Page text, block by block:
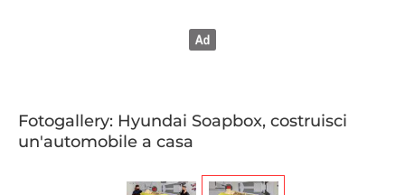
Fotogallery: Hyundai Soapbox, costruisci
un'automobile a casa